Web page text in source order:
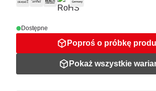
Dostępne
Poproś o próbkę
Pokaż wszystkie